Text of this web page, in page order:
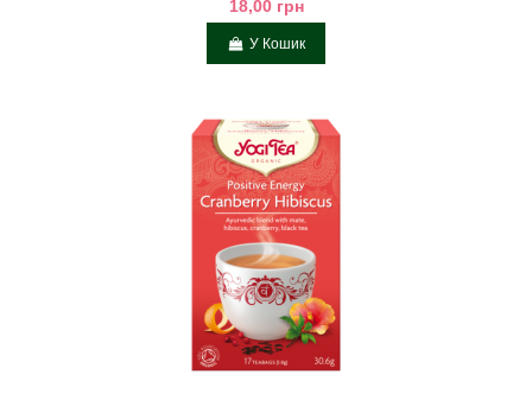
18,00 грн
У Кошик